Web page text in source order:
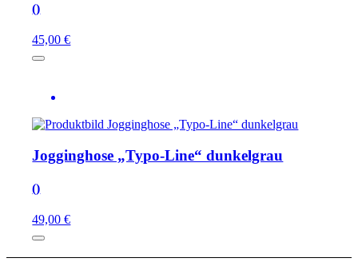
()
45,00 €
Jogginghose „Typo-Line“ dunkelgrau
()
49,00 €